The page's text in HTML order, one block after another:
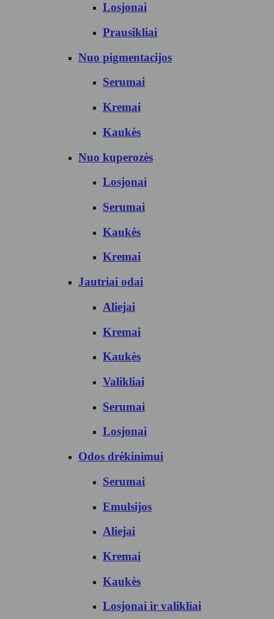
Losjonai
Prausikliai
Nuo pigmentacijos
Serumai
Kremai
Kaukės
Nuo kuperozės
Losjonai
Serumai
Kaukės
Kremai
Jautriai odai
Aliejai
Kremai
Kaukės
Valikliai
Serumai
Losjonai
Odos drėkinimui
Serumai
Emulsijos
Aliejai
Kremai
Kaukės
Losjonai ir valikliai